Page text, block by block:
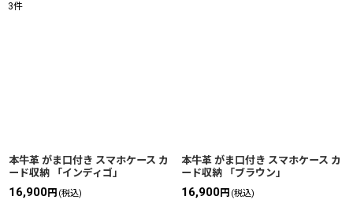
3件
本牛革 がま口付き スマホケース カ
ード収納 「インディゴ」
16,900円 (税込)
本牛革 がま口付き スマホケース カ
ード収納 「ブラウン」
16,900円 (税込)